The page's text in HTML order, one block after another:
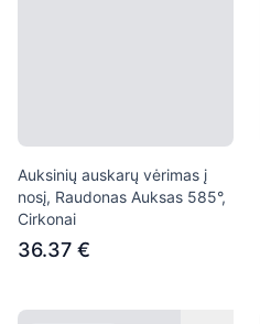
Auksinių auskarų vėrimas į
nosį, Raudonas Auksas 585°,
Cirkonai
36.37 €